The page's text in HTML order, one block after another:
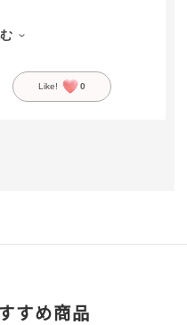
Like! 0
すめ商品